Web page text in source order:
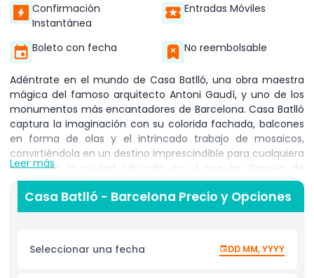
Confirmación
Instantánea
Entradas Móviles
Boleto con fecha No reembolsable
Adéntrate en el mundo de Casa Batlló, una obra maestra
mágica del famoso arquitecto Antoni Gaudí, y uno de los
monumentos más encantadores de Barcelona. Casa Batlló
captura la imaginación con su colorida fachada, balcones
en forma de olas y el intrincado trabajo de mosaicos,
convirtiéndola en un destino imprescindible para cualquiera
que visite la ciudad. Ubicada en el popular Passeig de
Gràcia, Casa Batlló atrae visitantes de todo el mundo que
vienen a experimentar la creatividad y visión de Gaudí de
cerca. Dentro de Casa Batlló, los visitantes pueden explorar
ventanas curvas y paredes fluidas hasta decoraciones
detalladas con apariencia marina. Los elementos únicos de
Leer más
Casa Batlló - Barcelona Precio y Opciones
Seleccionar una fecha DD MM, YYYY